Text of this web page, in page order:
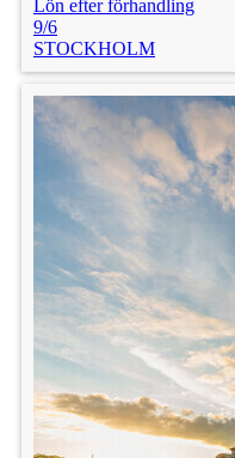
Lön efter förhandling
9/6
STOCKHOLM